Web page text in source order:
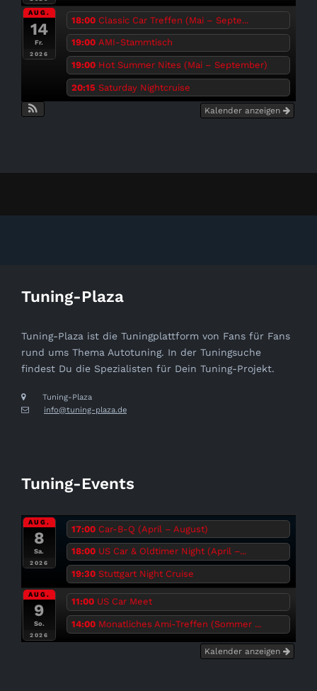
AUG.
14
Fr.
2026
18:00 Classic Car Treffen (Mai – Septe...
19:00 AMI-Stammtisch
19:00 Hot Summer Nites (Mai – September)
20:15 Saturday Nightcruise
Kalender anzeigen
Tuning-Plaza
Tuning-Plaza ist die Tuningplattform von Fans für Fans
rund ums Thema Autotuning. In der Tuningsuche
findest Du die Spezialisten für Dein Tuning-Projekt.
Tuning-Plaza
info@tuning-plaza.de
Tuning-Events
AUG.
8
Sa.
2026
17:00 Car-B-Q (April – August)
18:00 US Car & Oldtimer Night (April –...
19:30 Stuttgart Night Cruise
AUG.
9
So.
2026
11:00 US Car Meet
14:00 Monatliches Ami-Treffen (Sommer ...
Kalender anzeigen